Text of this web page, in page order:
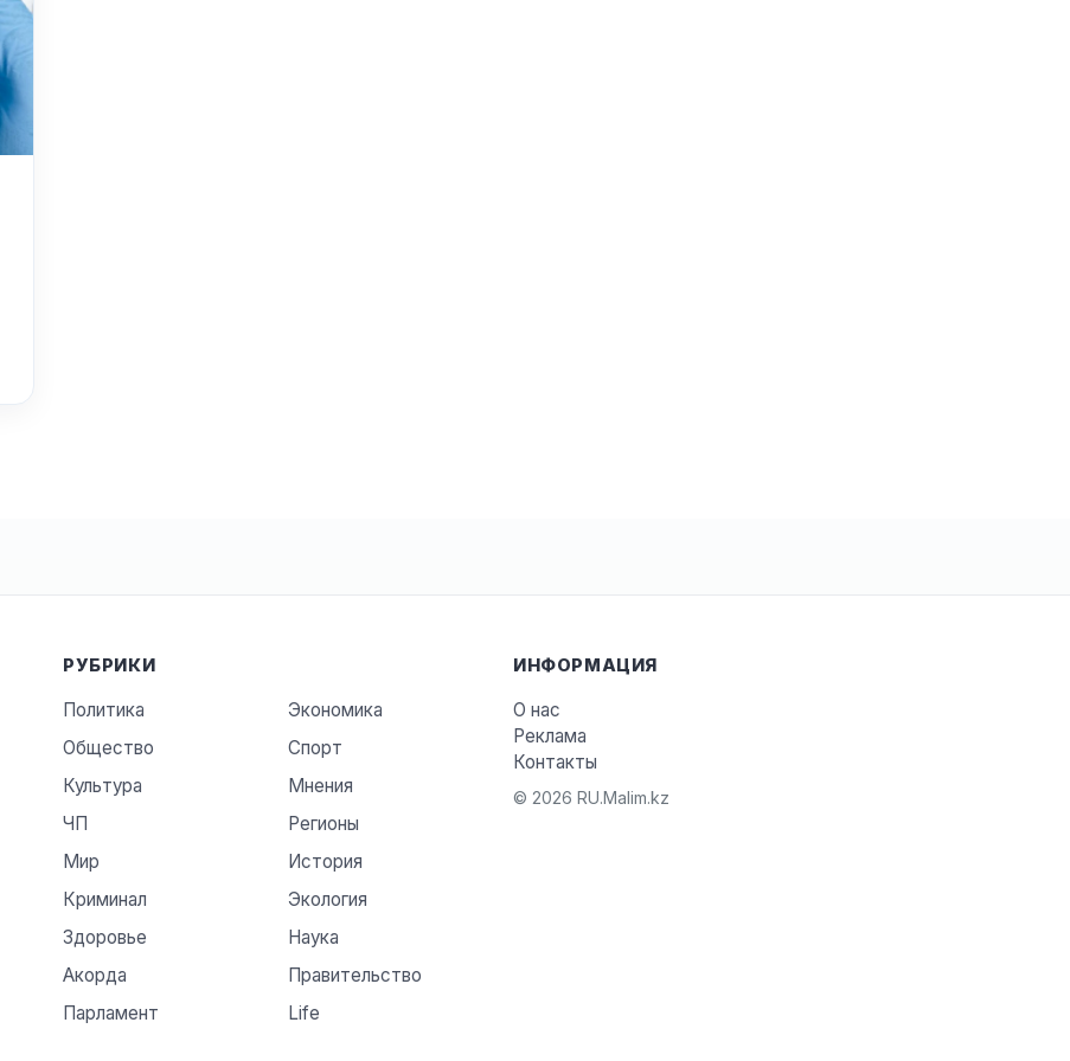
РУБРИКИ
Политика
Экономика
Общество
Спорт
Культура
Мнения
ЧП
Регионы
Мир
История
Криминал
Экология
Здоровье
Наука
Акорда
Правительство
Парламент
Life
ИНФОРМАЦИЯ
О нас
Реклама
Контакты
© 2026 RU.Malim.kz